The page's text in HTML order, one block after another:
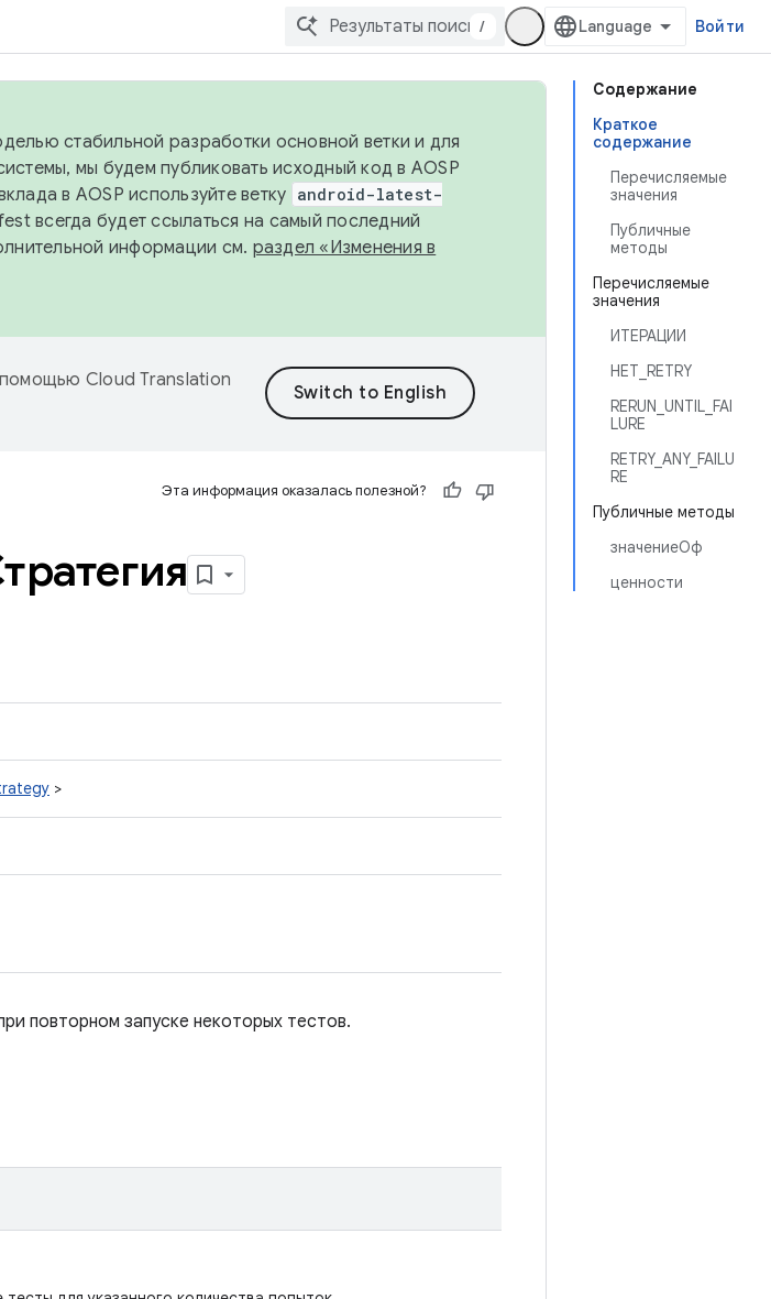
/ Войти
Содержание
Краткое
содержание
Перечисляемые
значения
Публичные
методы
Перечисляемые
значения
ИТЕРАЦИИ
НЕТ_RETRY
RERUN_UNTIL_FAI
LURE
RETRY_ANY_FAILU
RE
Публичные методы
значениеОф
ценности
стабильной разработки основной ветки и для
мы будем публиковать исходный код в AOSP
в AOSP используйте ветку android-latest-
всегда будет ссылаться на самый последний
информации см. раздел «Изменения в
помощью Cloud Translation
Эта информация оказалась полезной?
>
повторном запуске некоторых тестов.